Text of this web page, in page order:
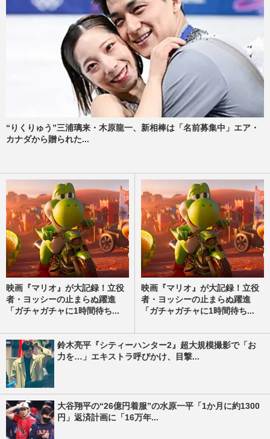
“りくりゅう”三浦璃来・木原龍一、新相棒は「名前募集中」エア・
カナダから贈られた...
映画『マリオ』が大記録！立役
者・ヨッシーの止まらぬ躍進
「ガチャガチャに1時間待ち...
映画『マリオ』が大記録！立役
者・ヨッシーの止まらぬ躍進
「ガチャガチャに1時間待ち...
鈴木亮平『シティーハンター2』超大規模撮影で「お
力を…」エキストラ呼びかけ、目撃...
大谷翔平の“26億円着服”の水原一平「1か月に約1300
円」返済計画に「16万年...